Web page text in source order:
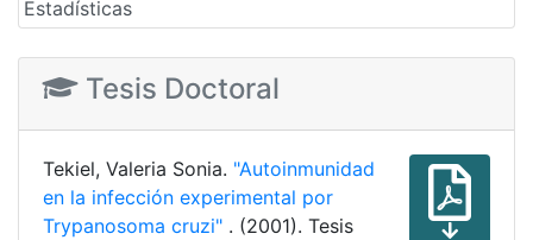
Estadísticas
Tesis Doctoral
Tekiel, Valeria Sonia. "Autoinmunidad
en la infección experimental por
Trypanosoma cruzi" . (2001). Tesis